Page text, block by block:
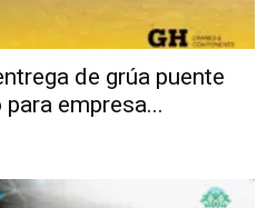
de grúa puente
empresa...